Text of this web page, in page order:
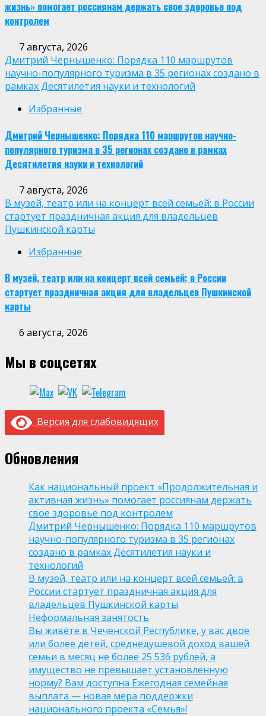
жизнь» помогает россиянам держать свое здоровье под
контролем
7 августа, 2026
Дмитрий Чернышенко: Порядка 110 маршрутов
научно-популярного туризма в 35 регионах создано в
рамках Десятилетия науки и технологий
Избранные
Дмитрий Чернышенко: Порядка 110 маршрутов научно-
популярного туризма в 35 регионах создано в рамках
Десятилетия науки и технологий
7 августа, 2026
В музей, театр или на концерт всей семьей: в России
стартует праздничная акция для владельцев
Пушкинской карты
Избранные
В музей, театр или на концерт всей семьей: в России
стартует праздничная акция для владельцев Пушкинской
карты
6 августа, 2026
Мы в соцсетях
Версия для слабовидящих
Обновления
Как национальный проект «Продолжительная и
активная жизнь» помогает россиянам держать
свое здоровье под контролем
Дмитрий Чернышенко: Порядка 110 маршрутов
научно-популярного туризма в 35 регионах
создано в рамках Десятилетия науки и
технологий
В музей, театр или на концерт всей семьей: в
России стартует праздничная акция для
владельцев Пушкинской карты
Неформальная занятость
Вы живёте в Чеченской Республике, у вас двое
или более детей, среднедушевой доход вашей
семьи в месяц не более 25 536 рублей, а
имущество не превышает установленную
норму? Вам доступна Ежегодная семейная
выплата — новая мера поддержки
национального проекта «Семья»!